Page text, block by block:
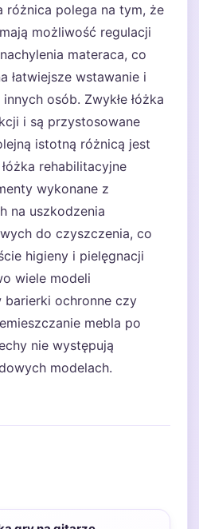
różnica polega na tym, że
możliwość regulacji
materaca, co
łatwiejsze wstawanie i
osób. Zwykłe łóżka
i są przystosowane
istotną różnicą jest
rehabilitacyjne
wykonane z
na uszkodzenia
do czyszczenia, co
higieny i pielęgnacji
wiele modeli
ochronne czy
mebla po
nie występują
modelach.